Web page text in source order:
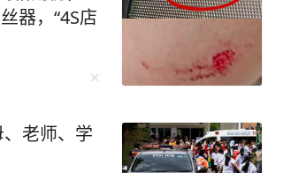
器，“4S店
老师、学